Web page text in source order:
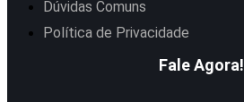
Dúvidas Comuns
Política de Privacidade
Fale Agora!